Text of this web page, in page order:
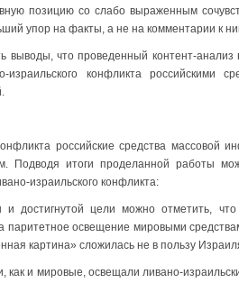
позицию со слабо выраженным
упор на факты, а не на комментарии к
выводы, что проведенный контент-анализ
конфликта российскими
российские средства массовой
Подводя итоги проделанной работы
израильского конфликта:
достигнутой цели можно отметить, что
паритетное освещение мировыми
картина» сложилась не в пользу
как и мировые, освещали ливано-